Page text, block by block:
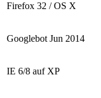
Firefox 32 / OS X
Googlebot Jun 2014
IE 6/8 auf XP